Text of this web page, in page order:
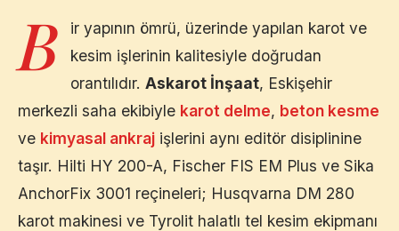
B
ir yapının ömrü, üzerinde yapılan karot ve
kesim işlerinin kalitesiyle doğrudan
orantılıdır. Askarot İnşaat, Eskişehir
merkezli saha ekibiyle karot delme, beton kesme
ve kimyasal ankraj işlerini aynı editör disiplinine
taşır. Hilti HY 200-A, Fischer FIS EM Plus ve Sika
AnchorFix 3001 reçineleri; Husqvarna DM 280
karot makinesi ve Tyrolit halatlı tel kesim ekipmanı